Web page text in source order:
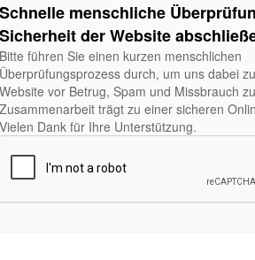
Schnelle menschliche
Sicherheit der Website
Bitte führen Sie einen kurzen menschlichen
Überprüfungsprozess durch, um uns dabei
Website vor Betrug, Spam und Missbrauch
Zusammenarbeit trägt zu einer sicheren
Vielen Dank für Ihre Unterstützung.